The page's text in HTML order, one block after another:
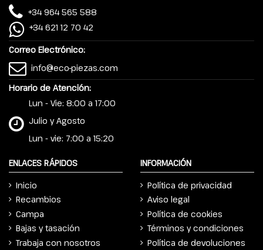
+34 964 565 588
+34 621 12 70 42
Correo Electrónico:
info@eco-piezas.com
Horario de Atención:
Lun - Vie: 8:00 a 17:00
Julio y Agosto
Lun - vie: 7:00 a 15:20
ENLACES RÁPIDOS
Inicio
Recambios
Campa
Bajas y tasación
Trabaja con nosotros
INFORMACIÓN
Política de privacidad
Aviso legal
Política de cookies
Términos y condiciones
Política de devoluciones